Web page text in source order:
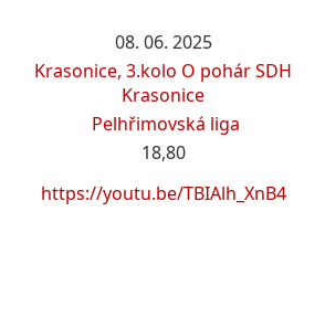
08. 06. 2025
Krasonice, 3.kolo O pohár SDH
Krasonice
Pelhřimovská liga
18,80
https://youtu.be/TBIAlh_XnB4